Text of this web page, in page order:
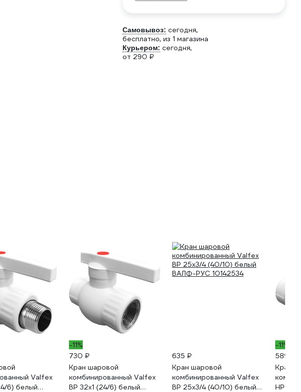
Самовывоз: сегодня,
бесплатно, из 1 магазина
Курьером: сегодня,
от 290 ₽
Valfex
6) белый
-11%
730 ₽
Кран шаровой
комбинированный Valfex
ВР 32x1 (24/6) белый
635 ₽
Кран шаровой
комбинированный Valfex
ВР 25x3/4 (40/10) белый
-11%
589 ₽
Кран
НР